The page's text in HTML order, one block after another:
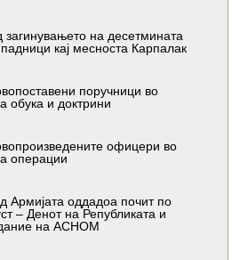
загинувањето на десетмината
кај месноста Карпалак
поручници во
обука и доктрини
офицери во
операции
Армијата оддадоа почит по
– Денот на Републиката и
на АСНОМ